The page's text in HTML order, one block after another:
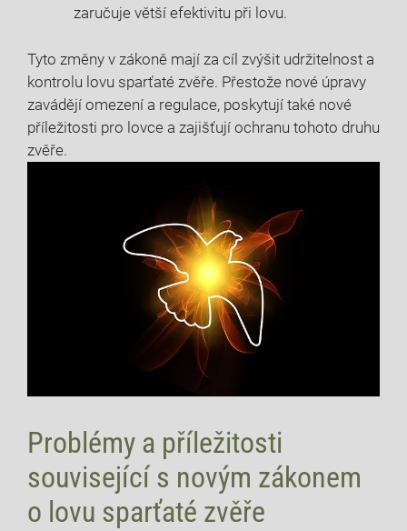
zaručuje větší⁣ efektivitu při lovu.
Tyto⁢ změny v zákoně mají za cíl ‌zvýšit ​udržitelnost a
⁢kontrolu ⁤lovu sparťaté​ zvěře.⁢ Přestože ‍nové⁤ úpravy
zavádějí‌ omezení a⁤ regulace, poskytují také nové⁢
příležitosti pro lovce a zajišťují⁤ ochranu tohoto druhu
zvěře.
Problémy‌ a příležitosti
související s novým zákonem
o lovu sparťaté zvěře